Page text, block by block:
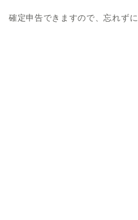
確定申告できますので、忘れずに